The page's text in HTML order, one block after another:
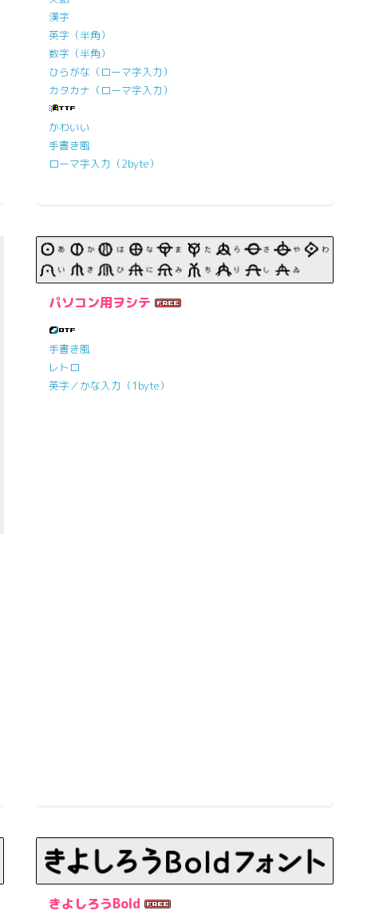
漢字
英字（半角）
数字（半角）
ひらがな（ローマ字入力）
カタカナ（ローマ字入力）
かわいい
手書き風
ローマ字入力（2byte）
パソコン用ヲシテ
手書き風
レトロ
英字／かな入力（1byte）
きよしろうBold